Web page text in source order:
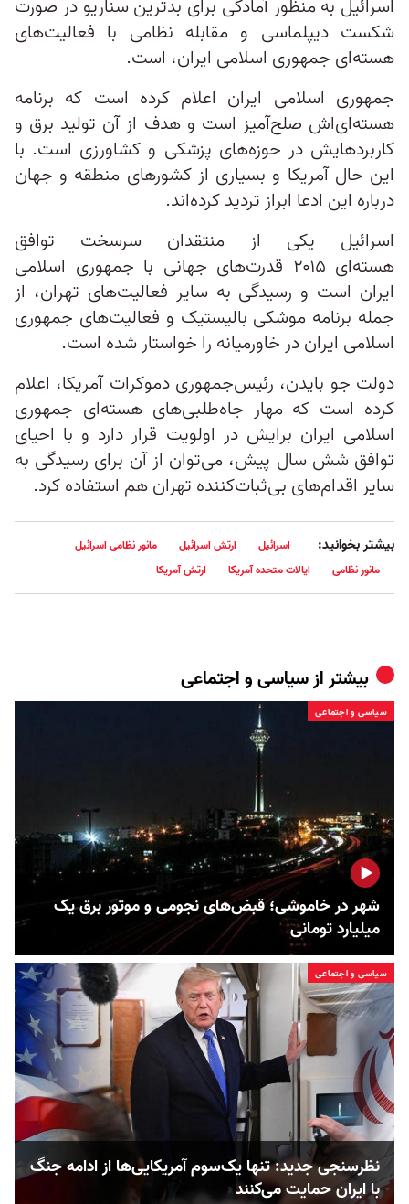
اسرائیل به منظور آمادگی برای بدترین سناریو در صورت
شکست دیپلماسی و مقابله نظامی با فعالیت‌های
هسته‌ای جمهوری اسلامی ایران، است.
جمهوری اسلامی ایران اعلام کرده است که برنامه
هسته‌ای‌اش صلح‌آمیز است و هدف از آن تولید برق و
کاربردهایش در حوزه‌های پزشکی و کشاورزی است. با
این حال آمریکا و بسیاری از کشورهای منطقه و جهان
درباره این ادعا ابراز تردید کرده‌اند.
اسرائیل یکی از منتقدان سرسخت توافق
هسته‌ای ۲۰۱۵ قدرت‌های جهانی با جمهوری اسلامی
ایران است و رسیدگی به سایر فعالیت‌های تهران، از
جمله برنامه موشکی بالیستیک و فعالیت‌های جمهوری
اسلامی ایران در خاورمیانه را خواستار شده است.
دولت جو بایدن، رئیس‌جمهوری دموکرات آمریکا، اعلام
کرده است که مهار جاه‌طلبی‌های هسته‌ای جمهوری
اسلامی ایران برایش در اولویت قرار دارد و با احیای
توافق شش سال پیش، می‌توان از آن برای رسیدگی به
سایر اقدام‌های بی‌ثبات‌کننده تهران هم استفاده کرد.
بیشتر بخوانید: اسرائیل ارتش اسرائیل
مانور نظامی اسرائیل
مانور نظامی
ایالات متحده آمریکا ارتش آمریکا
بیشتر ازسیاسی و اجتماعی
سیاسی و اجتماعی
شهر در خاموشی؛ قبض‌های نجومی و موتور برق یک
میلیارد تومانی
سیاسی و اجتماعی
نظرسنجی جدید: تنها یک‌سوم آمریکایی‌ها از ادامه جنگ
با ایران حمایت می‌کنند